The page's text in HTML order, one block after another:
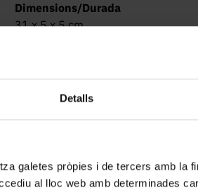
Detalls
galetes pròpies i de tercers amb la
al lloc web amb determinades
Dimensions/Durada
31 x 5 x 5 cm
Facultat de Física. Martí i Franquès,
08028 Barcelona
Descripció general: